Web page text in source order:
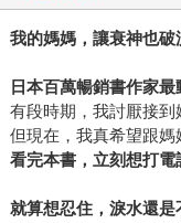
我的媽媽，讓衰神也破
日本百萬暢銷書作家
有段時期，我討厭接到
但現在，我真希望跟媽
看完本書，立刻想打電
就算想忍住，淚水還